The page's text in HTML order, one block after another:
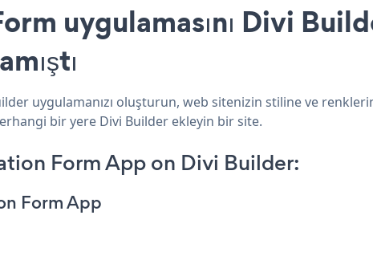
uygulamasını Divi
uygulamanızı oluşturun, web sitenizin stiline ve
bir yere Divi Builder ekleyin bir site.
Form App on Divi Builder:
Form App